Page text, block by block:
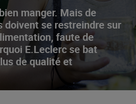
manger. Mais de
doivent se restreindre sur
faute de
E.Leclerc se bat
de qualité et